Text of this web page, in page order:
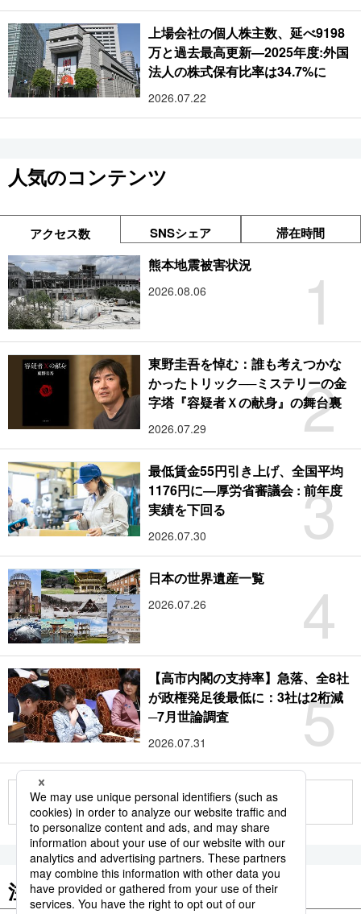
上場会社の個人株主数、延べ9198
万と過去最高更新―2025年度:外国
法人の株式保有比率は34.7%に
2026.07.22
人気のコンテンツ
アクセス数 SNSシェア 滞在時間
1
熊本地震被害状況
2026.08.06
2
東野圭吾を悼む：誰も考えつかな
かったトリック──ミステリーの金
字塔『容疑者Ｘの献身』の舞台裏
2026.07.29
3
最低賃金55円引き上げ、全国平均
1176円に―厚労省審議会 : 前年度
実績を下回る
2026.07.30
4
日本の世界遺産一覧
2026.07.26
5
【高市内閣の支持率】急落、全8社
が政権発足後最低に：3社は2桁減
─7月世論調査
2026.07.31
もっと見る
注目のキーワード